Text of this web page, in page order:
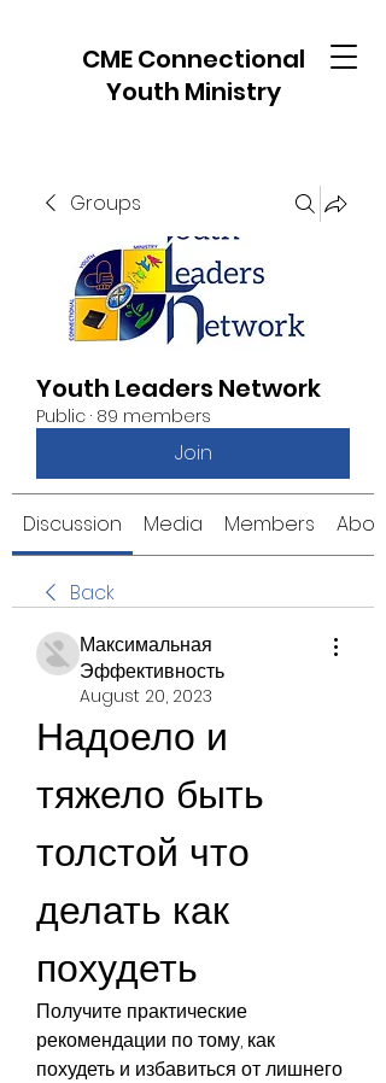
CME Connectional
Youth Ministry
Groups
Youth Leaders Network
Public · 89 members
Join
Discussion Media Members About
Back
Максимальная
Эффективность
August 20, 2023
Надоело и
тяжело быть
толстой что
делать как
похудеть
Получите практические
рекомендации по тому, как
похудеть и избавиться от лишнего